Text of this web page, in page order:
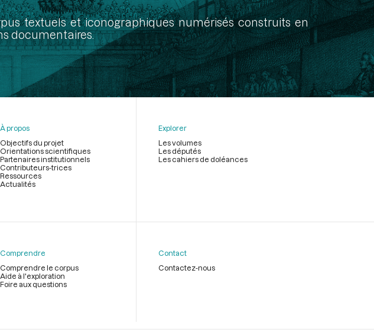
textuels et iconographiques numérisés construits en
documentaires.
À propos
Objectifs du projet
Orientations scientifiques
Partenaires institutionnels
Contributeurs-trices
Ressources
Actualités
Explorer
Les volumes
Les députés
Les cahiers de doléances
Comprendre
Comprendre le corpus
Aide à l'exploration
Foire aux questions
Contact
Contactez-nous